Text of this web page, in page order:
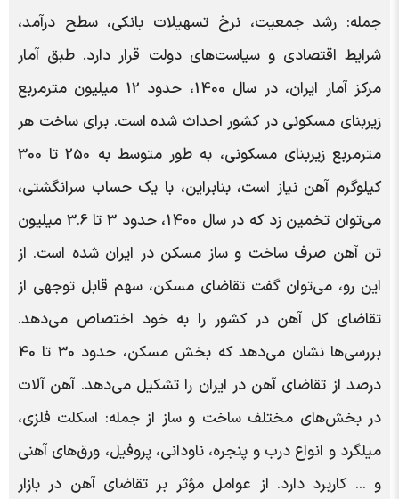
جمله: رشد جمعیت، نرخ تسهیلات بانکی، سطح درآمد،
شرایط اقتصادی و سیاست‌های دولت قرار دارد. طبق آمار
مرکز آمار ایران، در سال 1400، حدود 12 میلیون مترمربع
زیربنای مسکونی در کشور احداث شده است. برای ساخت هر
مترمربع زیربنای مسکونی، به طور متوسط به 250 تا 300
کیلوگرم آهن نیاز است، بنابراین، با یک حساب سرانگشتی،
می‌توان تخمین زد که در سال 1400، حدود 3 تا 3.6 میلیون
تن آهن صرف ساخت ‌و ساز مسکن در ایران شده است. از
این رو، می‌توان گفت تقاضای مسکن، سهم قابل توجهی از
تقاضای کل آهن در کشور را به خود اختصاص می‌دهد.
بررسی‌ها نشان می‌دهد که بخش مسکن، حدود 30 تا 40
درصد از تقاضای آهن در ایران را تشکیل می‌دهد. آهن آلات
در بخش‌های مختلف ساخت ‌و ساز از جمله: اسکلت فلزی،
میلگرد و انواع درب و پنجره، ناودانی، پروفیل، ورق‌های آهنی
و ... کاربرد دارد. از عوامل مؤثر بر تقاضای آهن در بازار